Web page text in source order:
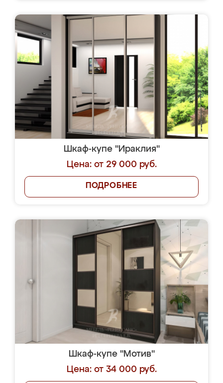
Шкаф-купе "Ираклия"
Цена: от 29 000 руб.
ПОДРОБНЕЕ
Шкаф-купе "Мотив"
Цена: от 34 000 руб.